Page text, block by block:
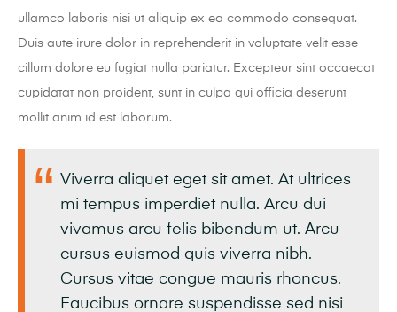
ullamco laboris nisi ut aliquip ex ea commodo consequat.
Duis aute irure dolor in reprehenderit in voluptate velit esse
cillum dolore eu fugiat nulla pariatur. Excepteur sint occaecat
cupidatat non proident, sunt in culpa qui officia deserunt
mollit anim id est laborum.
Viverra aliquet eget sit amet. At ultrices
mi tempus imperdiet nulla. Arcu dui
vivamus arcu felis bibendum ut. Arcu
cursus euismod quis viverra nibh.
Cursus vitae congue mauris rhoncus.
Faucibus ornare suspendisse sed nisi